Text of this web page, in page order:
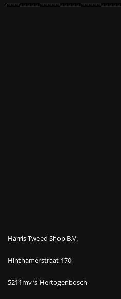
Harris Tweed Shop B.V.
Hinthamerstraat 170
5211mv ’s-Hertogenbosch